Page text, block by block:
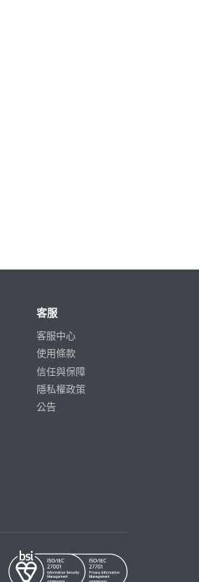
客服
客服中心
使用條款
信任與保障
隱私權政策
公告